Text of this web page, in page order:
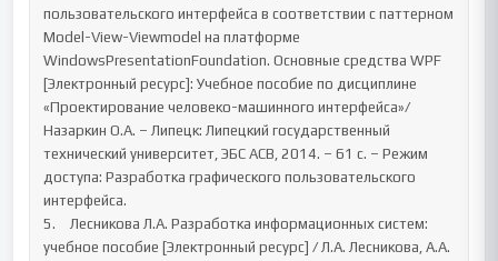
пользовательского интерфейса в соответствии с паттерном
Model-View-Viewmodel на платформе
WindowsPresentationFoundation. Основные средства WPF
[Электронный ресурс]: Учебное пособие по дисциплине
«Проектирование человеко-машинного интерфейса»/
Назаркин О.А. – Липецк: Липецкий государственный
технический университет, ЭБС АСВ, 2014. – 61 c. – Режим
доступа: Разработка графического пользовательского
интерфейса.
5.	Лесникова Л.А. Разработка информационных систем:
учебное пособие [Электронный ресурс] / Л.А. Лесникова, А.А.